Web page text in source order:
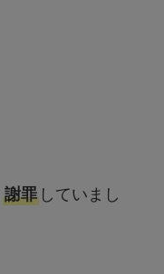
謝罪していまし